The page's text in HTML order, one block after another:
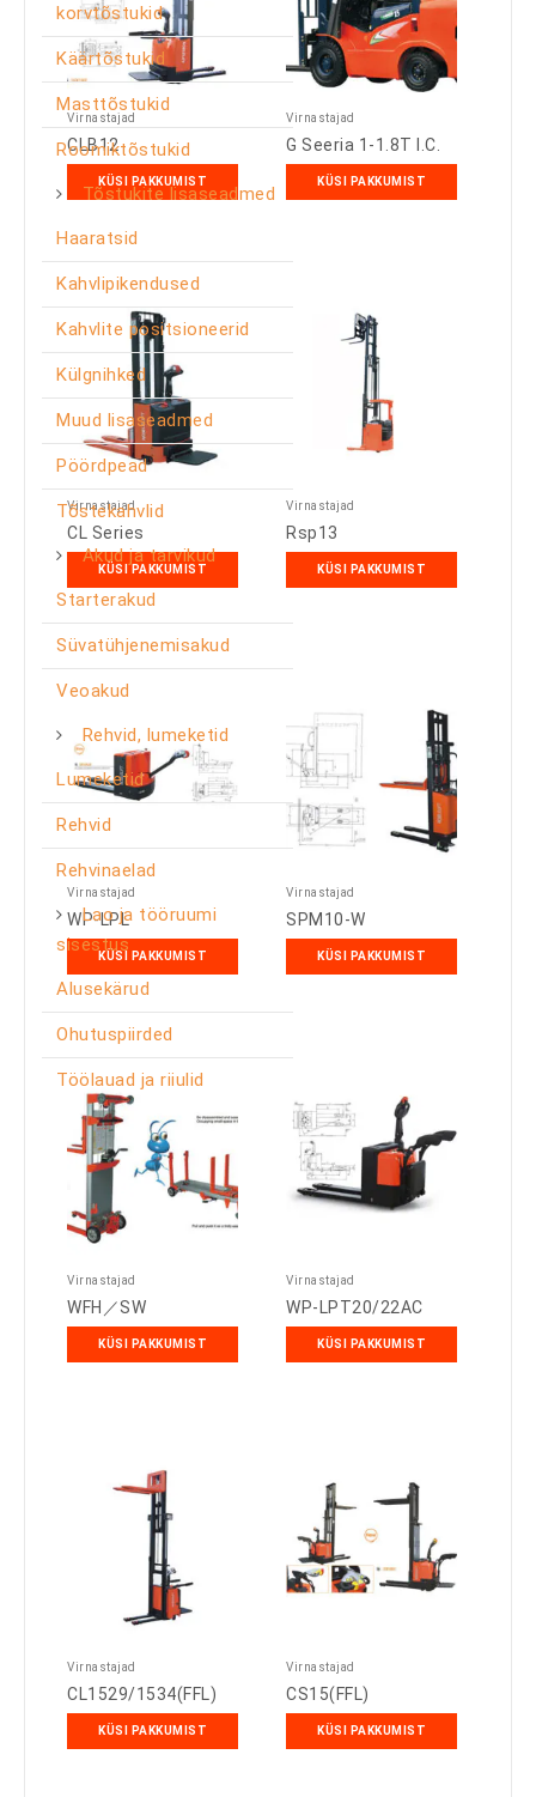
korvtõstukid
Käärtõstukid
Masttõstukid
Roomiktõstukid
Tõstukite lisaseadmed
Haaratsid
Kahvlipikendused
Kahvlite positsioneerid
Külgnihked
Muud lisaseadmed
Pöördpead
Tõstekahvlid
Akud ja tarvikud
Starterakud
Süvatühjenemisakud
Veoakud
Rehvid, lumeketid
Lumeketid
Rehvid
Rehvinaelad
Lao ja tööruumi
sisestus
Alusekärud
Ohutuspiirded
Töölauad ja riiulid
Virnastajad
CLB12
KÜSI PAKKUMIST
Virnastajad
G Seeria 1-1.8T I.C.
KÜSI PAKKUMIST
Virnastajad
CL Series
KÜSI PAKKUMIST
Virnastajad
Rsp13
KÜSI PAKKUMIST
Virnastajad
WP-LPL
KÜSI PAKKUMIST
Virnastajad
SPM10-W
KÜSI PAKKUMIST
Virnastajad
WFH／SW
KÜSI PAKKUMIST
Virnastajad
WP-LPT20/22AC
KÜSI PAKKUMIST
Virnastajad
CL1529/1534(FFL)
KÜSI PAKKUMIST
Virnastajad
CS15(FFL)
KÜSI PAKKUMIST